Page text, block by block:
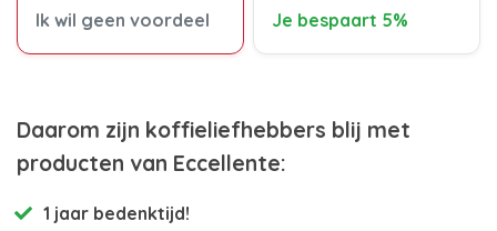
Ik wil geen voordeel Je bespaart 5%
Daarom zijn koffieliefhebbers blij met
producten van Eccellente:
1 jaar bedenktijd!